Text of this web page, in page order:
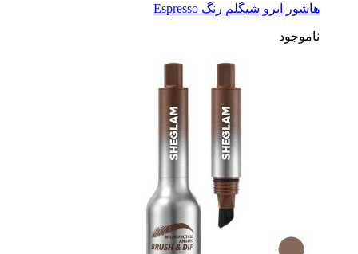
هاشور ابرو شیگلم رنگ Espresso
ناموجود